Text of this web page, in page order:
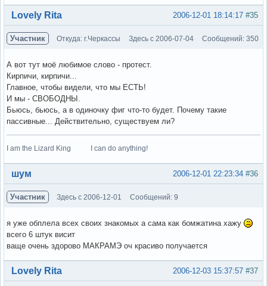
Вне форума #35
2006-12-01 18:14:17
Lovely Rita
Участник Откуда: г.Черкассы Здесь с 2006-07-04 Сообщений: 350
А вот тут моё любимое слово - протест.
Кирпичи, кирпичи...
Главное, чтобы видели, что мы ЕСТЬ!
И мы - СВОБОДНЫ.
Бьюсь, бьюсь, а в одиночку фиг что-то будет. Почему такие
пассивные... Действительно, существуем ли?
I am the Lizard King I can do anything!
Вне форума #36
2006-12-01 22:23:34
шум
Участник Здесь с 2006-12-01 Сообщений: 9
я уже обплела всех своих знакомых а сама как бомжатина хажу
всего 6 штук висит
ваще очень здорово МАКРАМЭ оч красиво получается
Вне форума #37
2006-12-03 15:37:57
Lovely Rita